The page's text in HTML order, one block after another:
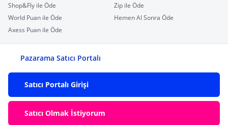
Shop&Fly ile Öde
Zip ile Öde
World Puan ile Öde
Hemen Al Sonra Öde
Axess Puan ile Öde
Pazarama Satıcı Portalı
Satıcı Portalı Girişi
Satıcı Olmak İstiyorum